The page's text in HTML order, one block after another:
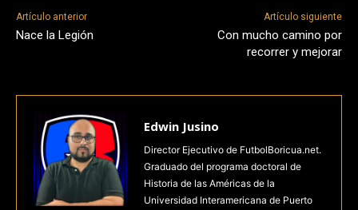
Artículo anterior
Nace la Legión
Artículo siguiente
Con mucho camino por
recorrer y mejorar
Edwin Jusino
Director Ejecutivo de FutbolBoricua.net.
Graduado del programa doctoral de
Historia de las Américas de la
Universidad Interamericana de Puerto